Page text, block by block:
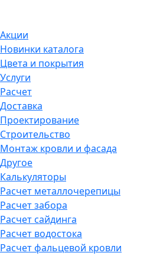
Акции
Новинки каталога
Цвета и покрытия
Услуги
Расчет
Доставка
Проектирование
Строительство
Монтаж кровли и фасада
Другое
Калькуляторы
Расчет металлочерепицы
Расчет забора
Расчет сайдинга
Расчет водостока
Расчет фальцевой кровли